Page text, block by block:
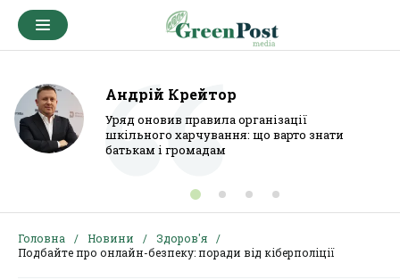
Андрій Крейтор
Уряд оновив правила організації
шкільного харчування: що варто знати
батькам і громадам
Головна Новини
Здоров'я
Подбайте про онлайн-безпеку: поради від кіберполіції